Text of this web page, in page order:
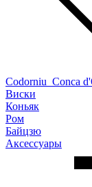
Codorniu Conca
Виски
Коньяк
Ром
Байцзю
Аксессуары